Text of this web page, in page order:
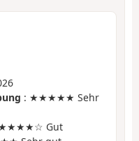
: ★★★★★ Sehr
Gut